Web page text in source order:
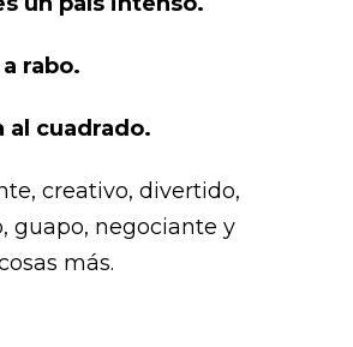
rabo.
al cuadrado.
creativo, divertido,
guapo, negociante y
más.